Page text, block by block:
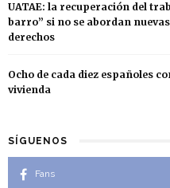
UATAE: la recuperación del
barro” si no se abordan
derechos
Ocho de cada diez españoles
vivienda
SÍGUENOS
Fans